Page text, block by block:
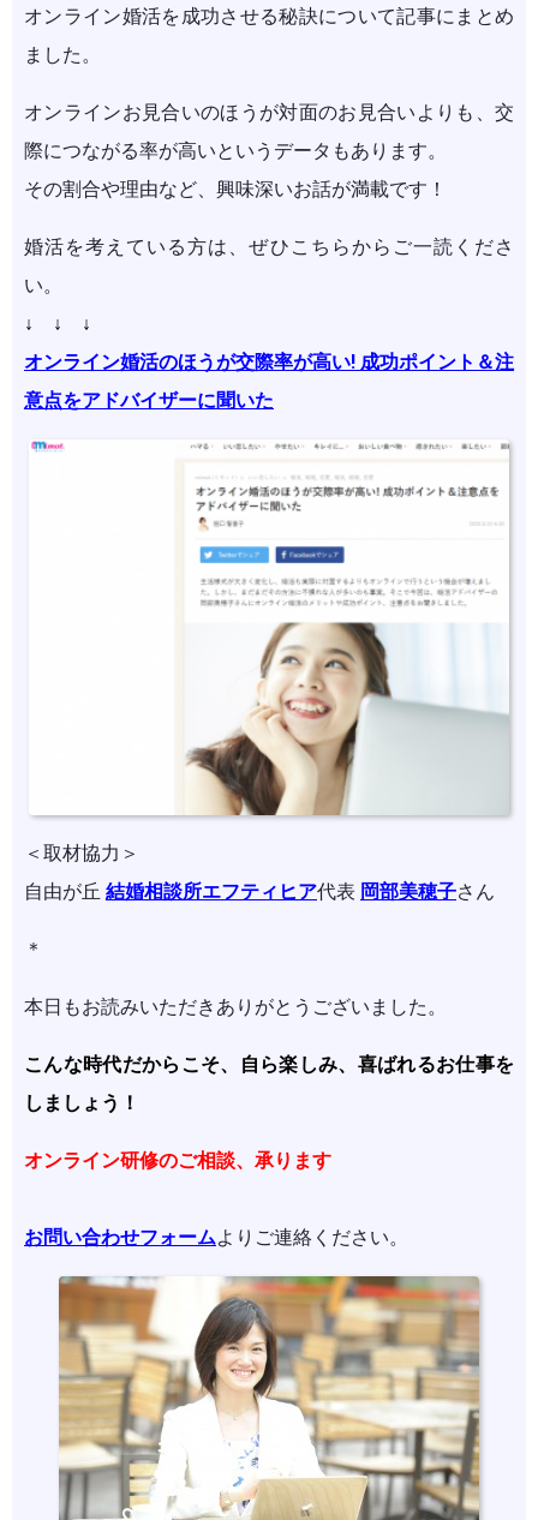
オンライン婚活を成功させる秘訣について記事にまとめ
ました。
オンラインお見合いのほうが対面のお見合いよりも、交
際につながる率が高いというデータもあります。
その割合や理由など、興味深いお話が満載です！
婚活を考えている方は、ぜひこちらからご一読くださ
い。
↓ ↓ ↓
オンライン婚活のほうが交際率が高い! 成功ポイント＆注
意点をアドバイザーに聞いた
＜取材協力＞
自由が丘 結婚相談所エフティヒア代表 岡部美穂子さん
＊
本日もお読みいただきありがとうございました。
こんな時代だからこそ、自ら楽しみ、喜ばれるお仕事を
しましょう！
オンライン研修のご相談、承ります
お問い合わせフォームよりご連絡ください。